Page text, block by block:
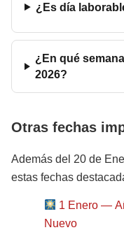
¿Es día
¿En qué
2026?
Otras fechas
Además del 20 de
estas fechas
1 Enero —
Nuevo